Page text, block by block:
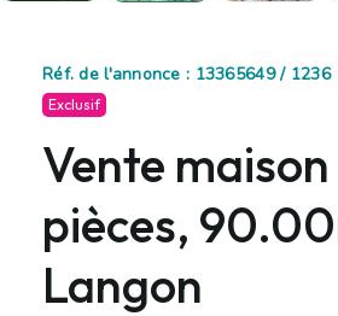
Réf. de l'annonce : 13365649 / 1236
Exclusif
Vente maison
pièces,
Langon